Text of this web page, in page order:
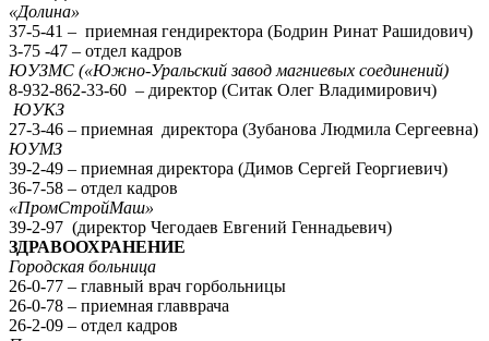
«Долина»
37-5-41 – приемная гендиректора (Бодрин Ринат Рашидович)
3-75 -47 – отдел кадров
ЮУЗМС («Южно-Уральский завод магниевых соединений)
8-932-862-33-60 – директор (Ситак Олег Владимирович)
ЮУКЗ
27-3-46 – приемная директора (Зубанова Людмила Сергеевна)
ЮУМЗ
39-2-49 – приемная директора (Димов Сергей Георгиевич)
36-7-58 – отдел кадров
«ПромСтройМаш»
39-2-97 (директор Чегодаев Евгений Геннадьевич)
ЗДРАВООХРАНЕНИЕ
Городская больница
26-0-77 – главный врач горбольницы
26-0-78 – приемная главврача
26-2-09 – отдел кадров